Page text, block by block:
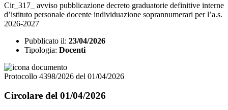
Cir_317_ avviso pubblicazione decreto graduatorie definitive interne
d’istituto personale docente individuazione soprannumerari per l’a.s.
2026-2027
Pubblicato il: 23/04/2026
Tipologia: Docenti
Protocollo 4398/2026 del 01/04/2026
Circolare del 01/04/2026